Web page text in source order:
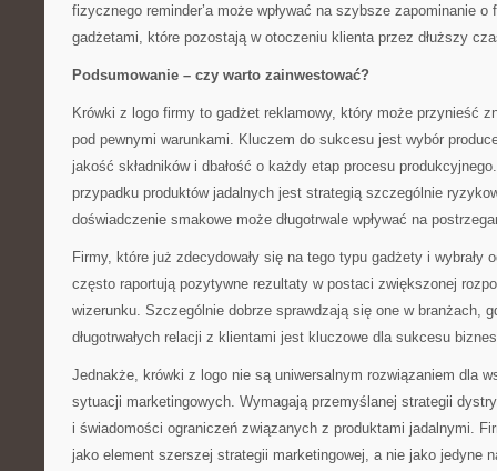
fizycznego reminder’a może wpływać na szybsze zapominanie o
gadżetami, które pozostają w otoczeniu klienta przez dłuższy
Podsumowanie – czy warto zainwestować?
Krówki z logo firmy to gadżet reklamowy, który może przynieść
pod pewnymi warunkami. Kluczem do sukcesu jest wybór
jakość składników i dbałość o każdy etap procesu
przypadku produktów jadalnych jest strategią szczególnie
doświadczenie smakowe może długotrwale wpływać na
Firmy, które już zdecydowały się na tego typu gadżety i wybrały
często raportują pozytywne rezultaty w postaci zwiększonej
wizerunku. Szczególnie dobrze sprawdzają się one w branżach,
długotrwałych relacji z klientami jest kluczowe dla sukcesu
Jednakże, krówki z logo nie są uniwersalnym rozwiązaniem dla
sytuacji marketingowych. Wymagają przemyślanej strategii
i świadomości ograniczeń związanych z produktami jadalnymi.
jako element szerszej strategii marketingowej, a nie jako jedyne